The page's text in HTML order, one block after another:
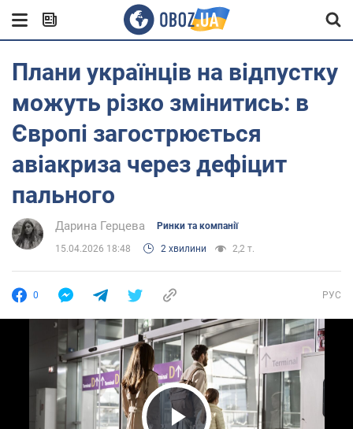
Плани українців на відпустку
можуть різко змінитись: в
Європі загострюється
авіакриза через дефіцит
пального
Дарина Герцева Ринки та компанії
15.04.2026 18:48 2 хвилини 2,2 т.
0 РУС